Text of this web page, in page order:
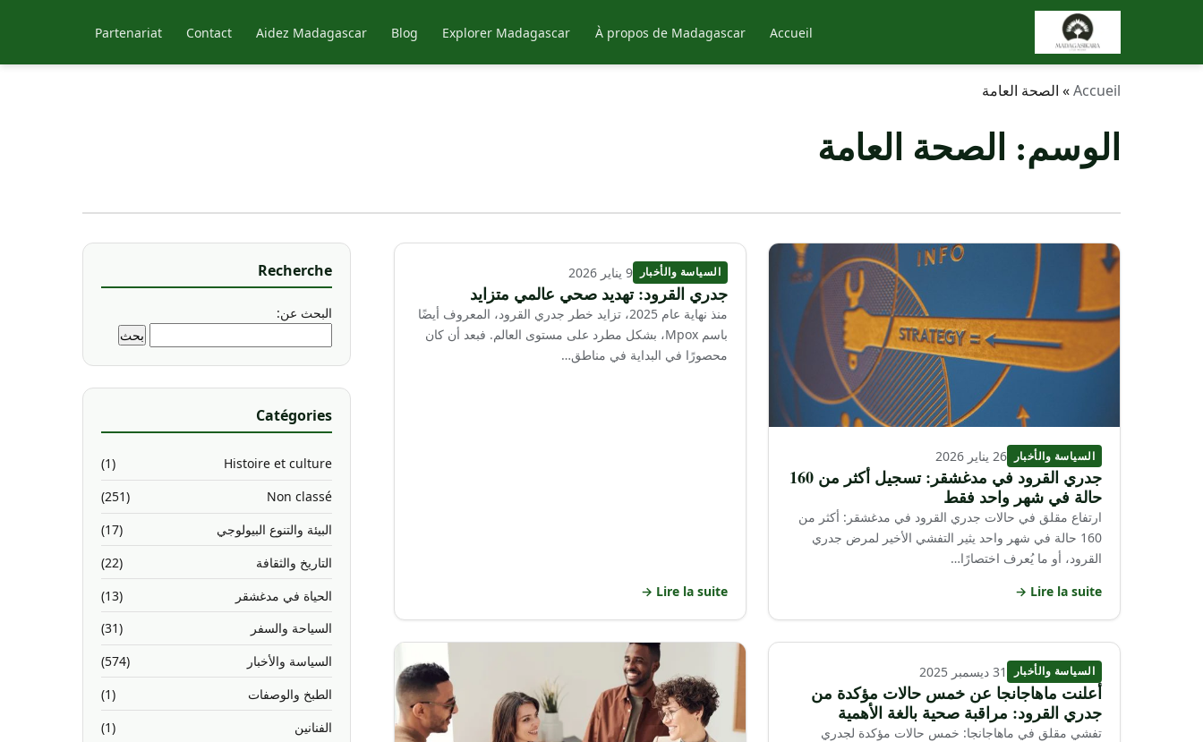
Accueil
À propos de Madagascar
Explorer Madagascar
Blog
Aidez Madagascar
Contact
Partenariat
Accueil
» الصحة العامة
الوسم: الصحة العامة
السياسة والأخبار 26 يناير 2026
جدري القرود في مدغشقر: تسجيل أكثر من 160
حالة في شهر واحد فقط
ارتفاع مقلق في حالات جدري القرود في مدغشقر: أكثر من
160 حالة في شهر واحد يثير التفشي الأخير لمرض جدري
القرود، أو ما يُعرف اختصارًا…
Lire la suite →
السياسة والأخبار 9 يناير 2026
جدري القرود: تهديد صحي عالمي متزايد
منذ نهاية عام 2025، تزايد خطر جدري القرود، المعروف أيضًا
باسم Mpox، بشكل مطرد على مستوى العالم. فبعد أن كان
محصورًا في البداية في مناطق…
Lire la suite →
السياسة والأخبار 31 ديسمبر 2025
أعلنت ماهاجانجا عن خمس حالات مؤكدة من
جدري القرود: مراقبة صحية بالغة الأهمية
تفشي مقلق في ماهاجانجا: خمس حالات مؤكدة لجدري
Recherche
البحث عن:
Catégories
Histoire et culture
(1)
Non classé
(251)
البيئة والتنوع البيولوجي
(17)
التاريخ والثقافة
(22)
الحياة في مدغشقر
(13)
السياحة والسفر
(31)
السياسة والأخبار
(574)
الطبخ والوصفات
(1)
الفنانين
(1)